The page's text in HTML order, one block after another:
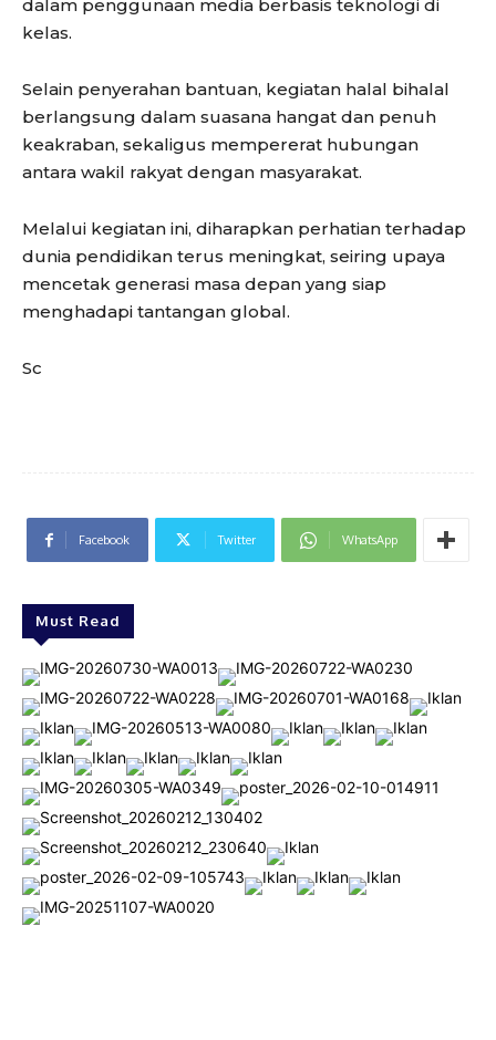
dalam penggunaan media berbasis teknologi di
kelas.
Selain penyerahan bantuan, kegiatan halal bihalal
berlangsung dalam suasana hangat dan penuh
keakraban, sekaligus mempererat hubungan
antara wakil rakyat dengan masyarakat.
Melalui kegiatan ini, diharapkan perhatian terhadap
dunia pendidikan terus meningkat, seiring upaya
mencetak generasi masa depan yang siap
menghadapi tantangan global.
Sc
Facebook Twitter WhatsApp
Must Read